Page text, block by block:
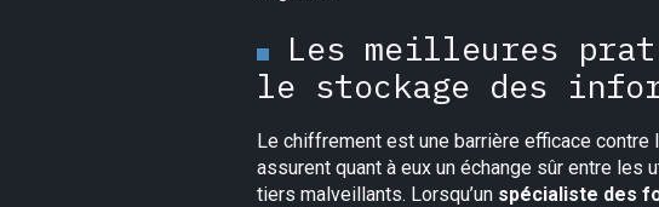
Les meilleures
le stockage des
Le chiffrement est une barrière efficace
assurent quant à eux un échange sûr entre
tiers malveillants. Lorsqu’un spécialiste des